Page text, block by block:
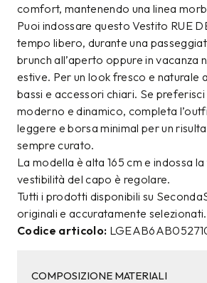
comfort, mantenendo una linea
Puoi indossare questo Vestito RUE
tempo libero, durante una
brunch all’aperto oppure in vacanza
estive. Per un look fresco e naturale
bassi e accessori chiari. Se preferisci
moderno e dinamico, completa
leggere e borsa minimal per un
sempre curato.
La modella è alta 165 cm e indossa
vestibilità del capo è regolare.
Tutti i prodotti disponibili su
originali e accuratamente selezionati.
Codice articolo:
COMPOSIZIONE MATERIALI